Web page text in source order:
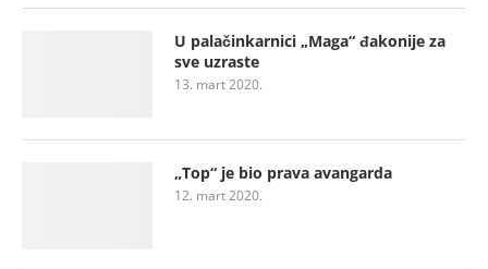
U palačinkarnici „Maga“ đakonije za
sve uzraste
13. mart 2020.
„Top“ je bio prava avangarda
12. mart 2020.